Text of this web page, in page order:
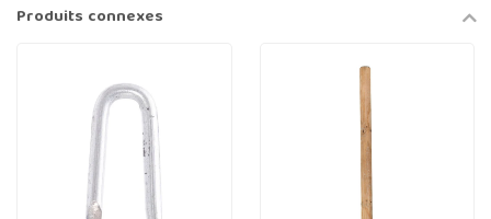
Produits connexes